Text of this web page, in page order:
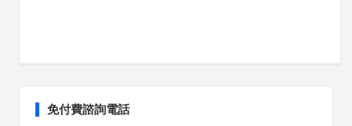
免付費諮詢電話